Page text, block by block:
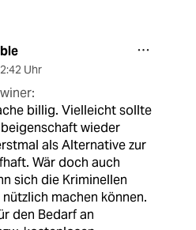
Uhr
billig. Vielleicht sollte
wieder
als Alternative zur
Wär doch auch
sich die Kriminellen
machen können.
den Bedarf an